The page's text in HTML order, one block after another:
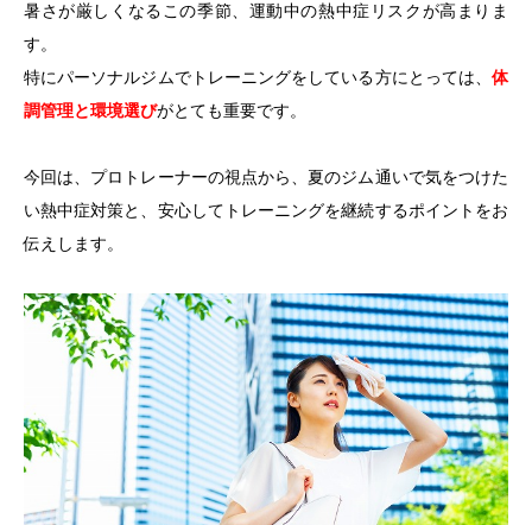
暑さが厳しくなるこの季節、運動中の熱中症リスクが高まりま
す。
特にパーソナルジムでトレーニングをしている方にとっては、 体
調管理と環境選びがとても重要です。
今回は、プロトレーナーの視点から、夏のジム通いで気をつけた
い熱中症対策と、安心してトレーニングを継続するポイントをお
伝えします。